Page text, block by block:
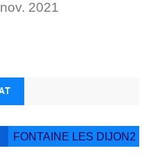
nov. 2021
FONTAINE LES DIJON2